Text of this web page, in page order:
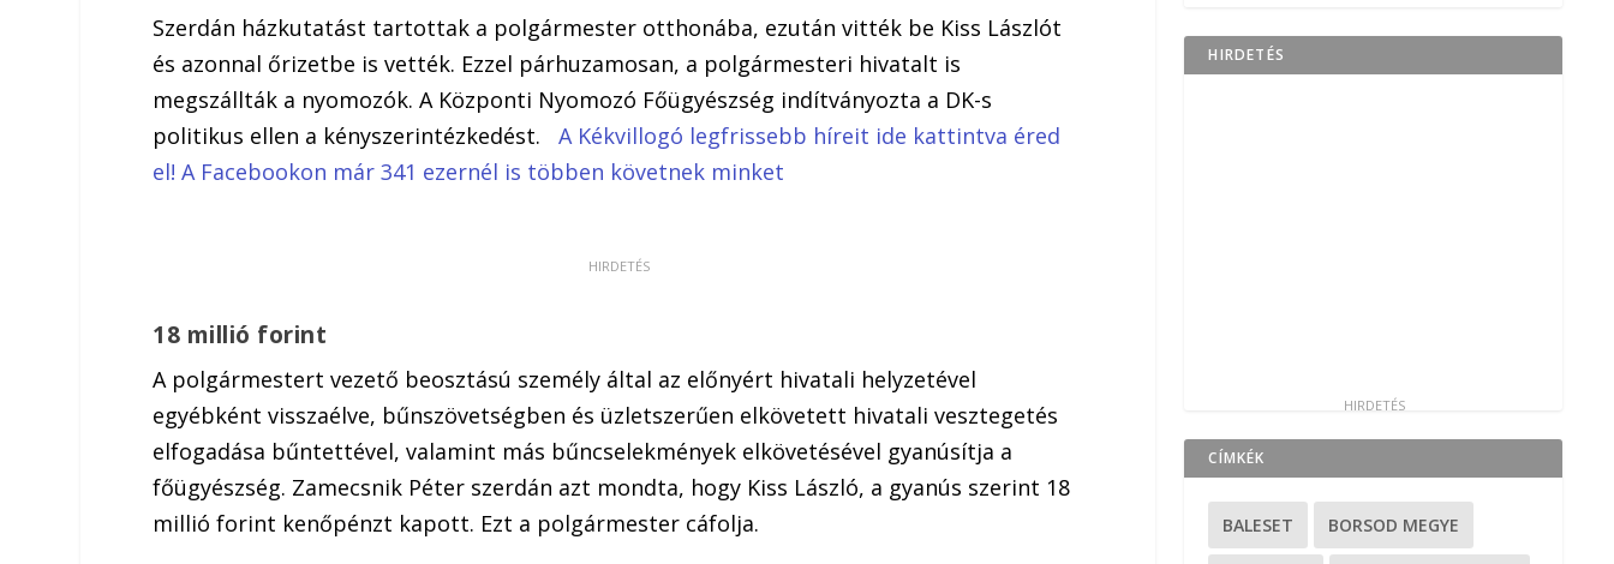
Szerdán házkutatást tartottak a polgármester otthonába, ezután vitték be Kiss Lászlót
és azonnal őrizetbe is vették. Ezzel párhuzamosan, a polgármesteri hivatalt is
megszállták a nyomozók. A Központi Nyomozó Főügyészség indítványozta a DK-s
politikus ellen a kényszerintézkedést.A Kékvillogó legfrissebb híreit ide kattintva éred
el! A Facebookon már 341 ezernél is többen követnek minket
18 millió forint
A polgármestert vezető beosztású személy által az előnyért hivatali helyzetével
egyébként visszaélve, bűnszövetségben és üzletszerűen elkövetett hivatali vesztegetés
elfogadása bűntettével, valamint más bűncselekmények elkövetésével gyanúsítja a
főügyészség. Zamecsnik Péter szerdán azt mondta, hogy Kiss László, a gyanús szerint 18
millió forint kenőpénzt kapott. Ezt a polgármester cáfolja.
HIRDETÉS
CÍMKÉK
BALESET BORSOD MEGYE